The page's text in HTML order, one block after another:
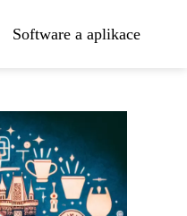
Software a aplikace